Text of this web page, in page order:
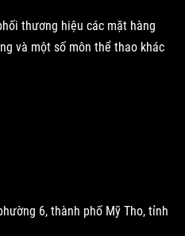
thương hiệu các mặt hàng
và một số môn thể thao khác
6, thành phố Mỹ Tho, tỉnh